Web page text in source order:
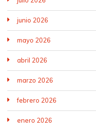
junio 2026
mayo 2026
abril 2026
marzo 2026
febrero 2026
enero 2026